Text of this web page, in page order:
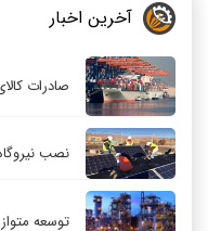
آخرین اخبار
صادرات کالای صنعتی
نصب نیروگاه‌های
توسعه